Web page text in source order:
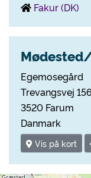
Fakur (DK)
Egemosegård
Trevangsvej 156
3520 Farum
Danmark
Vis på kort